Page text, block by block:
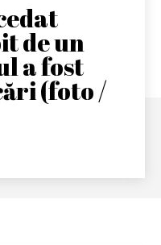
de un
a fost
(foto /